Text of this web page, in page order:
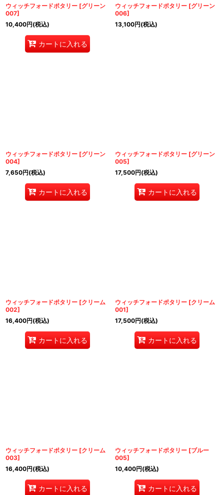
ウィッチフォードポタリー [グリーン
007]
10,400円(税込)
カートに入れる
ウィッチフォードポタリー [グリーン
006]
13,100円(税込)
ウィッチフォードポタリー [グリーン
004]
7,650円(税込)
カートに入れる
ウィッチフォードポタリー [グリーン
005]
17,500円(税込)
カートに入れる
ウィッチフォードポタリー [クリーム
002]
16,400円(税込)
カートに入れる
ウィッチフォードポタリー [クリーム
001]
17,500円(税込)
カートに入れる
ウィッチフォードポタリー [クリーム
003]
16,400円(税込)
カートに入れる
ウィッチフォードポタリー [ブルー
005]
10,400円(税込)
カートに入れる